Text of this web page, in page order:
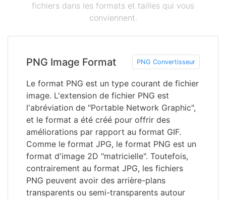
fichiers dans les formats et tailles qui vous
conviennent.
PNG Image Format PNG Convertisseur
Le format PNG est un type courant de fichier
image. L'extension de fichier PNG est
l'abréviation de "Portable Network Graphic",
et le format a été créé pour offrir des
améliorations par rapport au format GIF.
Comme le format JPG, le format PNG est un
format d'image 2D "matricielle". Toutefois,
contrairement au format JPG, les fichiers
PNG peuvent avoir des arrière-plans
transparents ou semi-transparents autour